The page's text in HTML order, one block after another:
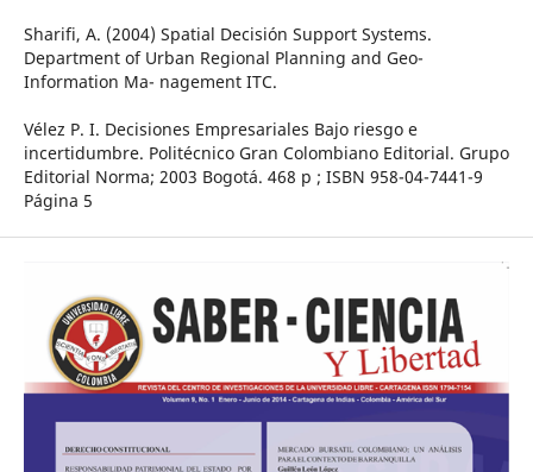
Sharifi, A. (2004) Spatial Decisión Support Systems.
Department of Urban Regional Planning and Geo-
Information Ma- nagement ITC.
Vélez P. I. Decisiones Empresariales Bajo riesgo e
incertidumbre. Politécnico Gran Colombiano Editorial. Grupo
Editorial Norma; 2003 Bogotá. 468 p ; ISBN 958-04-7441-9
Página 5